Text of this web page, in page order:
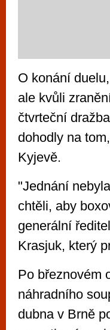
O konání
ale kvůli
čtvrteční
dohodly na
Kyjevě.
"Jednání
chtěli, aby
generální
Krasjuk, který
Po březnovém
náhradního
dubna v Brně